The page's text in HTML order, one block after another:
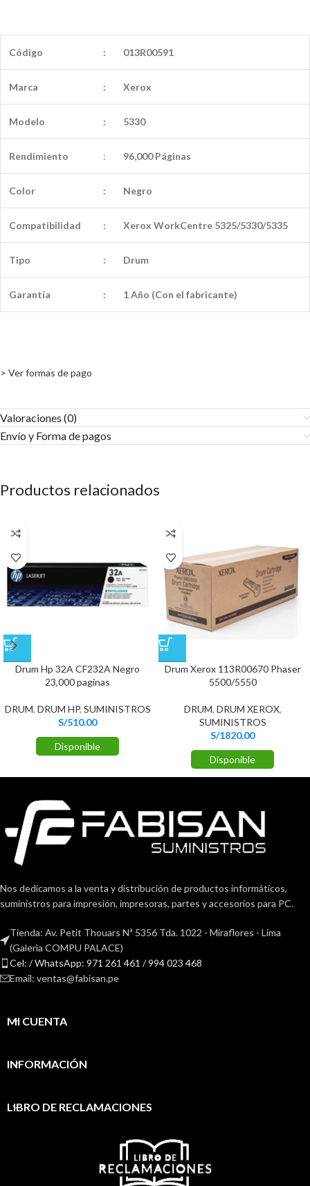
Código : 013R00591
Marca : Xerox
Modelo : 5330
Rendimiento : 96,000 Páginas
Color : Negro
Compatibilidad : Xerox WorkCentre 5325/5330/5335
Tipo : Drum
Garantía : 1 Año (Con el fabricante)
> Ver formas de pago
Valoraciones (0)
Envío y Forma de pagos​
Productos relacionados
Drum Hp 32A CF232A Negro
23,000 paginas
DRUM, DRUM HP, SUMINISTROS
S/510.00
Disponible
Drum Xerox 113R00670 Phaser
5500/5550
DRUM, DRUM XEROX,
SUMINISTROS
S/1820.00
Disponible
Nos dedicamos a la venta y distribución de productos informáticos,
suministros para impresión, impresoras, partes y accesorios para PC.
Tienda: Av. Petit Thouars Nª 5356 Tda. 1022 - Miraflores - Lima
(Galerìa COMPU PALACE)
Cel: / WhatsApp: 971 261 461 / 994 023 468
Email: ventas@fabisan.pe
MI CUENTA
INFORMACIÓN
LIBRO DE RECLAMACIONES